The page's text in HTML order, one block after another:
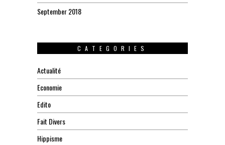
September 2018
CATEGORIES
Actualité
Economie
Edito
Fait Divers
Hippisme